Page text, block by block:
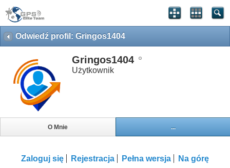
Odwiedź profil: Gringos1404
Gringos1404
Użytkownik
O Mnie ...
Zaloguj się Rejestracja Pełna wersja Na górę